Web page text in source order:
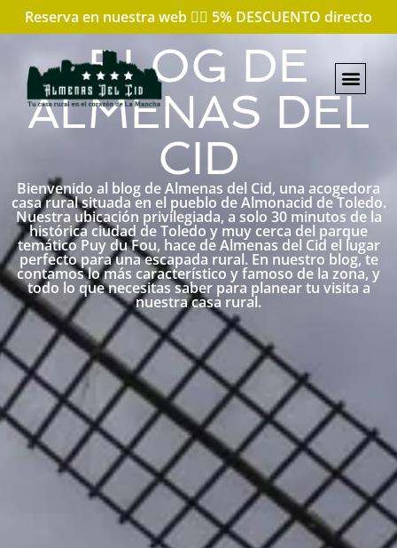
Reserva en nuestra web 👇🏼 5% DESCUENTO directo
BLOG DE
ALMENAS DEL
CID
Bienvenido al blog de Almenas del Cid, una acogedora
casa rural situada en el pueblo de Almonacid de Toledo.
Nuestra ubicación privilegiada, a solo 30 minutos de la
histórica ciudad de Toledo y muy cerca del parque
temático Puy du Fou, hace de Almenas del Cid el lugar
perfecto para una escapada rural. En nuestro blog, te
contamos lo más característico y famoso de la zona, y
todo lo que necesitas saber para planear tu visita a
nuestra casa rural.